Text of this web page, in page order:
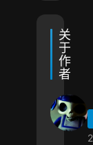
关
于
作
者